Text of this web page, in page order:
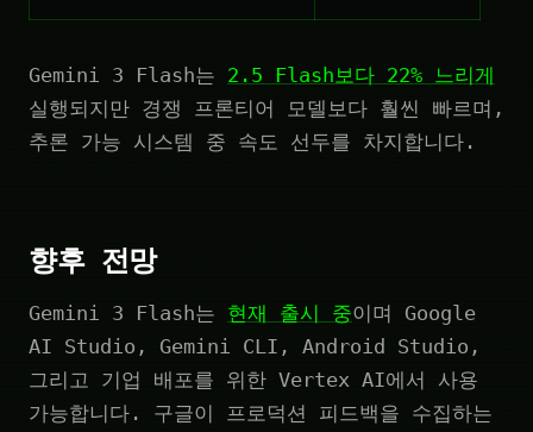
Gemini 3 Flash는 2.5 Flash보다 22% 느리게
실행되지만 경쟁 프론티어 모델보다 훨씬 빠르며,
추론 가능 시스템 중 속도 선두를 차지합니다.
향후 전망
Gemini 3 Flash는 현재 출시 중이며 Google
AI Studio, Gemini CLI, Android Studio,
그리고 기업 배포를 위한 Vertex AI에서 사용
가능합니다. 구글이 프로덕션 피드백을 수집하는